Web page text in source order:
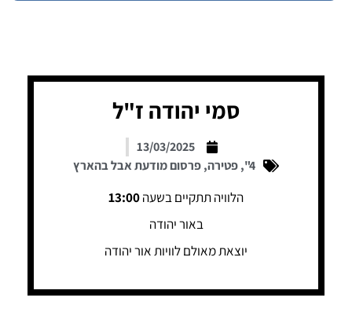
סמי יהודה ז"ל
13/03/2025
4"
,פטירה,פרסום מודעת אבל בהארץ
הלוויה תתקיים בשעה13:00
באור יהודה
יוצאת מאולם לוויות אור יהודה